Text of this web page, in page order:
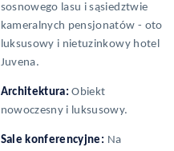
sosnowego lasu i sąsiedztwie
kameralnych pensjonatów - oto
luksusowy i nietuzinkowy hotel
Juvena.
Architektura: Obiekt
nowoczesny i luksusowy.
Sale konferencyjne: Na